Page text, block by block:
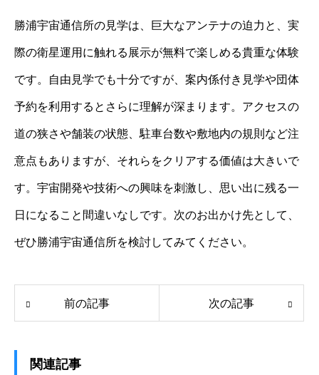
勝浦宇宙通信所の見学は、巨大なアンテナの迫力と、実
際の衛星運用に触れる展示が無料で楽しめる貴重な体験
です。自由見学でも十分ですが、案内係付き見学や団体
予約を利用するとさらに理解が深まります。アクセスの
道の狭さや舗装の状態、駐車台数や敷地内の規則など注
意点もありますが、それらをクリアする価値は大きいで
す。宇宙開発や技術への興味を刺激し、思い出に残る一
日になること間違いなしです。次のお出かけ先として、
ぜひ勝浦宇宙通信所を検討してみてください。
前の記事 次の記事
関連記事